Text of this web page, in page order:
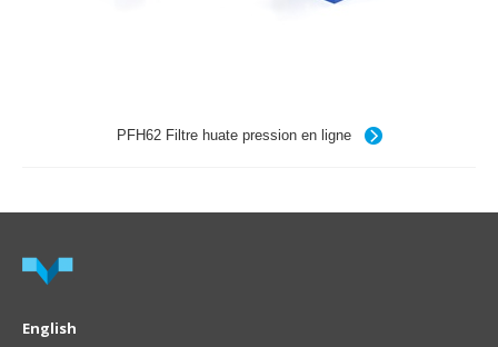
PFH62 Filtre huate pression en ligne
English